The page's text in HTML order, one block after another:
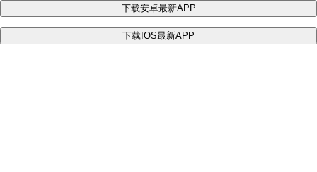
下载安卓最新APP
下载IOS最新APP